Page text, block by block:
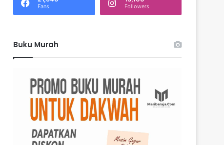
k
:
Fans Followers
Buku Murah